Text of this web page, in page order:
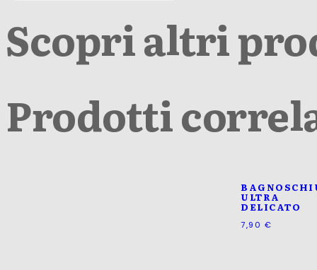
Scopri altri
Prodotti
ULTRA
DELICATO
7,90 €